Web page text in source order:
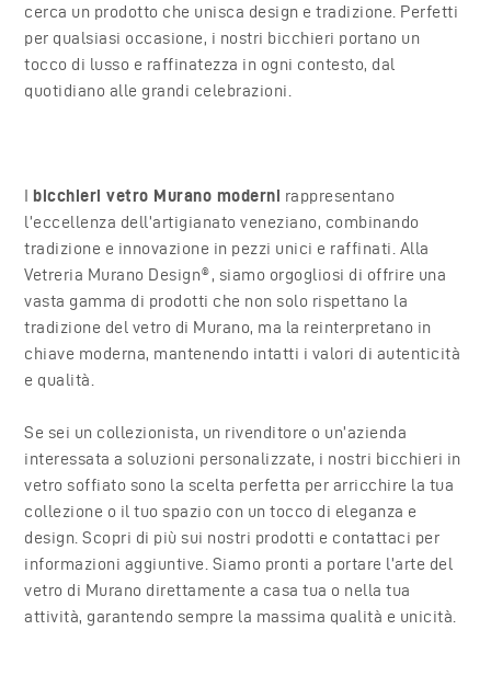
cerca un prodotto che unisca design e tradizione. Perfetti
per qualsiasi occasione, i nostri bicchieri portano un
tocco di lusso e raffinatezza in ogni contesto, dal
quotidiano alle grandi celebrazioni.
I bicchieri vetro Murano moderni rappresentano
l’eccellenza dell’artigianato veneziano, combinando
tradizione e innovazione in pezzi unici e raffinati. Alla
Vetreria Murano Design®, siamo orgogliosi di offrire una
vasta gamma di prodotti che non solo rispettano la
tradizione del vetro di Murano, ma la reinterpretano in
chiave moderna, mantenendo intatti i valori di autenticità
e qualità.
Se sei un collezionista, un rivenditore o un’azienda
interessata a soluzioni personalizzate, i nostri bicchieri in
vetro soffiato sono la scelta perfetta per arricchire la tua
collezione o il tuo spazio con un tocco di eleganza e
design. Scopri di più sui nostri prodotti e contattaci per
informazioni aggiuntive. Siamo pronti a portare l’arte del
vetro di Murano direttamente a casa tua o nella tua
attività, garantendo sempre la massima qualità e unicità.